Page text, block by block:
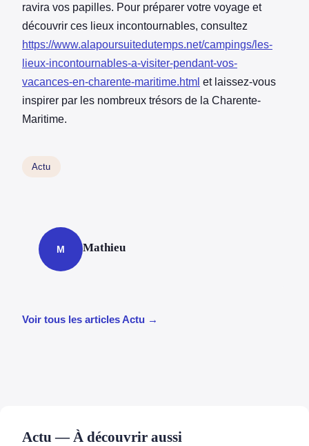
ravira vos papilles. Pour préparer votre voyage et
découvrir ces lieux incontournables, consultez
https://www.alapoursuitedutemps.net/campings/les-
lieux-incontournables-a-visiter-pendant-vos-
vacances-en-charente-maritime.html et laissez-vous
inspirer par les nombreux trésors de la Charente-
Maritime.
Actu
M Mathieu
Voir tous les articles Actu →
Actu — À découvrir aussi